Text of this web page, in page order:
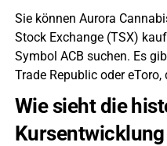
Sie können Aurora
Stock Exchange (TSX)
Symbol ACB suchen. Es
Trade Republic oder
Wie sieht die